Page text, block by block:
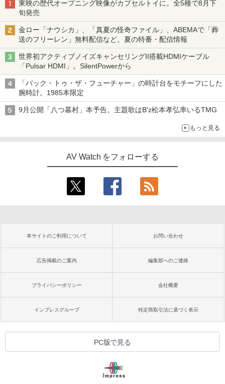
東映の歴代オープニング映像がカプセルトイに。全5種で8月下
旬発売
金ロー「ナウシカ」、「真夏の怪奇ファイル」、ABEMAで「葬
送のフリーレン」無料配信など。夏の特番・配信情報
世界初アクティブノイズキャンセリングII搭載HDMIケーブル
「Pulsar HDMI」。SilentPowerから
「バック・トゥ・ザ・フューチャー」の時計台をモチーフにした
腕時計。1985本限定
9月公開「八つ墓村」本予告。主題歌はB'z松本孝弘率いるTMG
もっと見る
AV Watch をフォローする
本サイトのご利用について お問い合わせ
広告掲載のご案内 編集部へのご連絡
プライバシーポリシー 会社概要
インプレスグループ 特定商取引法に基づく表示
PC版で見る